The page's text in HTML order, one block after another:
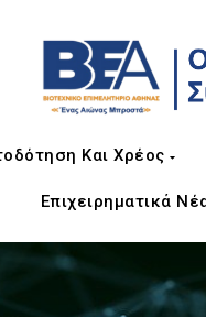
Και Χρέος
Επιχειρηματικά